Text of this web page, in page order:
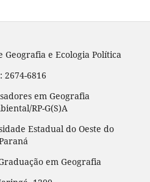
Geografia e Ecologia Política
2674-6816
em Geografia
RP-G(S)A
Estadual do Oeste do
em Geografia